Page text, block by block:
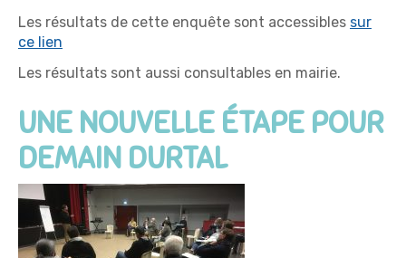
Les résultats de cette enquête sont accessibles sur
ce lien
Les résultats sont aussi consultables en mairie.
UNE NOUVELLE ÉTAPE POUR
DEMAIN DURTAL